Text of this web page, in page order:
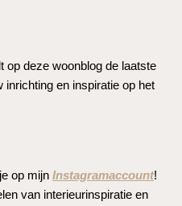
op deze woonblog de laatste
inrichting en inspiratie op het
op mijn Instagramaccount!
van interieurinspiratie en